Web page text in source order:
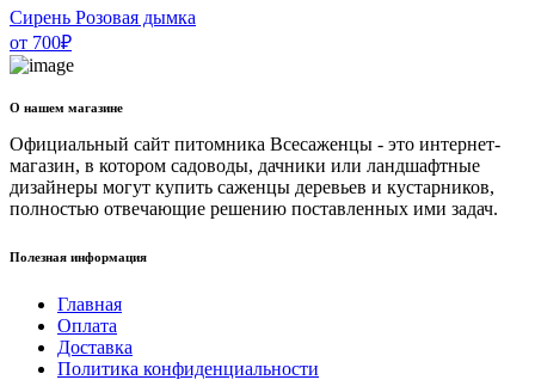
Сирень Розовая дымка
от 700₽
О нашем магазине
Официальный сайт питомника Всесаженцы - это интернет-
магазин, в котором садоводы, дачники или ландшафтные
дизайнеры могут купить саженцы деревьев и кустарников,
полностью отвечающие решению поставленных ими задач.
Полезная информация
Главная
Оплата
Доставка
Политика конфиденциальности